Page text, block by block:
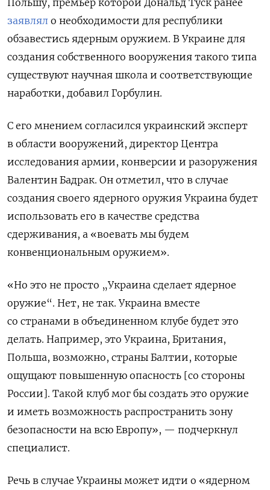
заявлял о необходимости для республики
обзавестись ядерным оружием. В Украине для
создания собственного вооружения такого типа
существуют научная школа и соответствующие
наработки, добавил Горбулин.
С его мнением согласился украинский эксперт
в области вооружений, директор Центра
исследования армии, конверсии и разоружения
Валентин Бадрак. Он отметил, что в случае
создания своего ядерного оружия Украина будет
использовать его в качестве средства
сдерживания, а «воевать мы будем
конвенциональным оружием».
«Но это не просто „Украина сделает ядерное
оружие“. Нет, не так. Украина вместе
со странами в объединенном клубе будет это
делать. Например, это Украина, Британия,
Польша, возможно, страны Балтии, которые
ощущают повышенную опасность [со стороны
России]. Такой клуб мог бы создать это оружие
и иметь возможность распространить зону
безопасности на всю Европу», — подчеркнул
специалист.
Речь в случае Украины может идти о «ядерном